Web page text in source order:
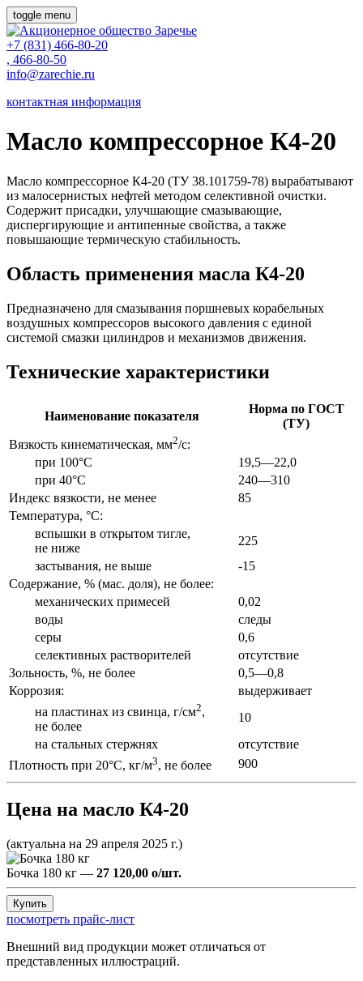
toggle menu
+7 (831) 466-80-20
, 466-80-50
info@zarechie.ru
контактная информация
Масло компрессорное К4-20
Масло компрессорное К4-20 (ТУ 38.101759-78) вырабатывают
из малосернистых нефтей методом селективной очистки.
Содержит присадки, улучшающие смазывающие,
диспергирующие и антипенные свойства, а также
повышающие термическую стабильность.
Область применения масла К4-20
Предназначено для смазывания поршневых корабельных
воздушных компрессоров высокого давления с единой
системой смазки цилиндров и механизмов движения.
Технические характеристики
Наименование показателя
Норма по ГОСТ
(ТУ)
Вязкость кинематическая, мм2/с:
при 100°С
19,5—22,0
при 40°С
240—310
Индекс вязкости, не менее
85
Температура, °С:
вспышки в открытом тигле,
не ниже
225
застывания, не выше
-15
Содержание, % (мас. доля), не более:
механических примесей
0,02
воды
следы
серы
0,6
селективных растворителей
отсутствие
Зольность, %, не более
0,5—0,8
Коррозия:
выдерживает
на пластинах из свинца, г/см2,
не более
10
на стальных стержнях
отсутствие
Плотность при 20°С, кг/м3, не более 900
Цена на масло К4-20
(актуальна на 29 апреля 2025 г.)
Бочка 180 кг — 27 120,00 o/шт.
посмотреть прайс-лист
Внешний вид продукции может отличаться от
представленных иллюстраций.